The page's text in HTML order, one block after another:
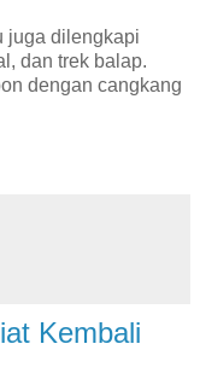
juga dilengkapi
dan trek balap.
dengan cangkang
Kembali